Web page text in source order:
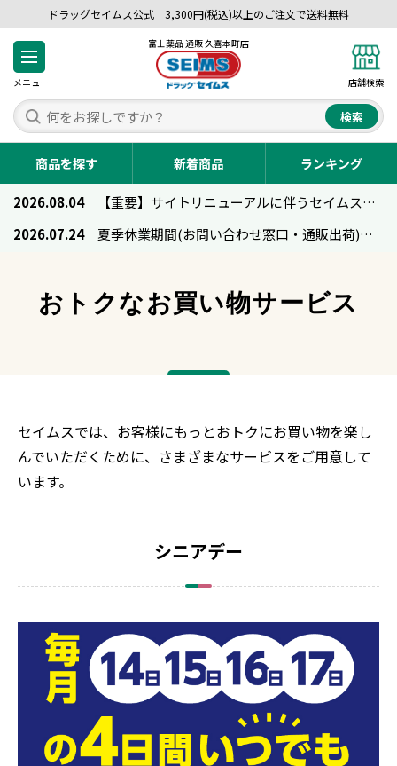
ドラッグセイムス公式｜3,300円(税込)以上のご注文で送料無料
メニュー
富士薬品 通販 久喜本町店
店舗検索
検索
商品を探す 新着商品 ランキング
2026.08.04
【重要】サイトリニューアルに伴うセイムス通販のご利用について
2026.07.24
夏季休業期間(お問い合わせ窓口・通販出荷)のお知らせ
おトクなお買い物サービス
セイムスでは、お客様にもっとおトクにお買い物を楽し
んでいただくために、さまざまなサービスをご用意して
います。
シニアデー